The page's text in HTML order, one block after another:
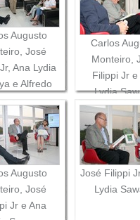
Augusto
José
Ana Lydia
e Alfredo
Carlos
Monteiro,
Filippi Jr e
Lydia
Augusto
José
Jr e Ana
José Filippi
Lydia